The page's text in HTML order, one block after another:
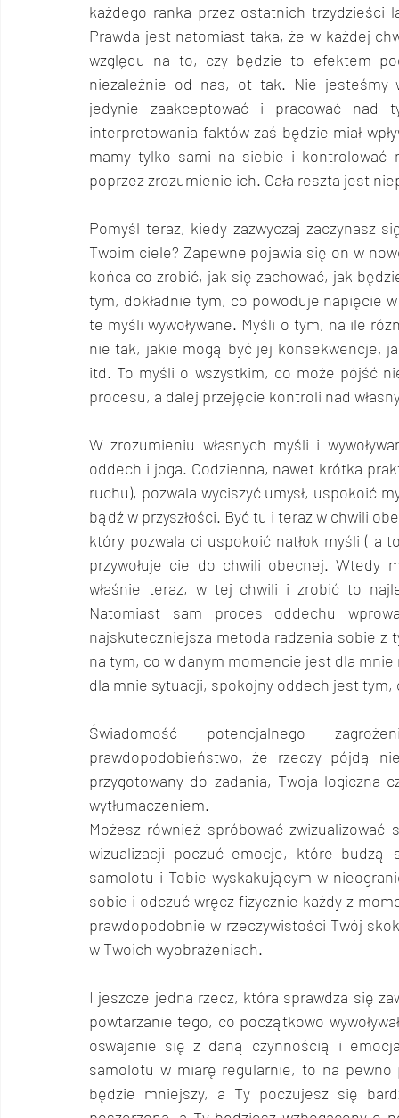
każdego ranka przez ostatnich trzydzieści
Prawda jest natomiast taka, że w każdej
względu na to, czy będzie to efektem
niezależnie od nas, ot tak. Nie jesteśmy
jedynie zaakceptować i pracować
interpretowania faktów zaś będzie miał
mamy tylko sami na siebie i kontrolować
poprzez zrozumienie ich. Cała reszta jest
Pomyśl teraz, kiedy zazwyczaj zaczynasz
Twoim ciele? Zapewne pojawia się on w
końca co zrobić, jak się zachować, jak
tym, dokładnie tym, co powoduje napięcie
te myśli wywoływane. Myśli o tym, na ile
nie tak, jakie mogą być jej konsekwencje,
itd. To myśli o wszystkim, co może pójść
procesu, a dalej przejęcie kontroli nad
W zrozumieniu własnych myśli i
oddech i joga. Codzienna, nawet krótka
ruchu), pozwala wyciszyć umysł, uspokoić
bądź w przyszłości. Być tu i teraz w chwili
który pozwala ci uspokoić natłok myśli ( a
przywołuje cie do chwili obecnej. Wtedy
właśnie teraz, w tej chwili i zrobić to
Natomiast sam proces oddechu
najskuteczniejsza metoda radzenia sobie z
na tym, co w danym momencie jest dla
dla mnie sytuacji, spokojny oddech jest
Świadomość potencjalnego
prawdopodobieństwo, że rzeczy pójdą
przygotowany do zadania, Twoja
wytłumaczeniem.
Możesz również spróbować
wizualizacji poczuć emocje, które
samolotu i Tobie wyskakującym w
sobie i odczuć wręcz fizycznie każdy z
prawdopodobnie w rzeczywistości Twój
w Twoich wyobrażeniach.
I jeszcze jedna rzecz, która sprawdza się
powtarzanie tego, co początkowo
oswajanie się z daną czynnością i
samolotu w miarę regularnie, to na
będzie mniejszy, a Ty poczujesz się